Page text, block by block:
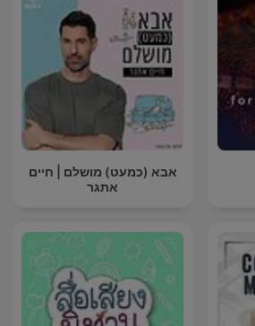
אבא (כמעט) מושלם | חיים
אתגר